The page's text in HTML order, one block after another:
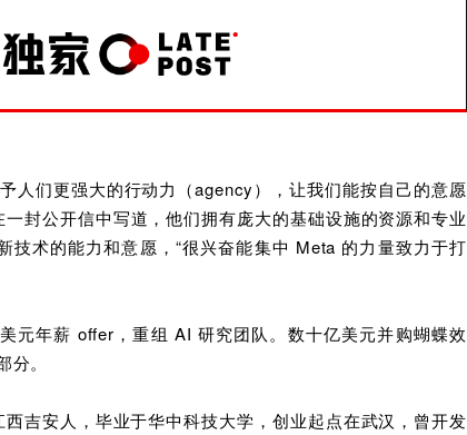
人们更强大的行动力（agency），让我们能按自己的意愿
封公开信中写道，他们拥有庞大的基础设施的资源和专业
技术的能力和意愿，“很兴奋能集中 Meta 的力量致力于打
元年薪 offer，重组 AI 研究团队。数十亿美元并购蝴蝶效
。
吉安人，毕业于华中科技大学，创业起点在武汉，曾开发